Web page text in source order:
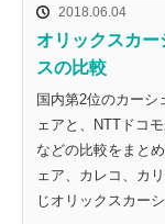
2018.06.04
オリックスカ
スの比較
国内第2位のカー
ェアと、NTTドコ
などの比較をまと
ェア、カレコ、カ
じオリックスカー